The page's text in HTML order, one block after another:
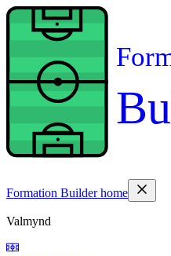
Formation Builder home
Valmynd